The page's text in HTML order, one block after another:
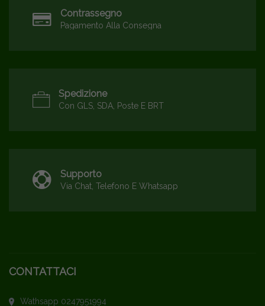
Contrassegno
Pagamento Alla Consegna
Spedizione
Con GLS, SDA, Poste E BRT
Supporto
Via Chat, Telefono E Whatsapp
CONTATTACI
Wathsapp 0247951994